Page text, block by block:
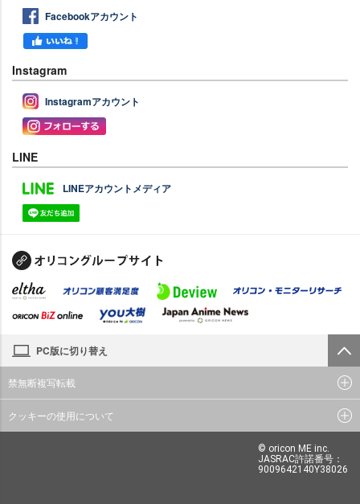
Facebookアカウント
Instagram
Instagramアカウント
LINE
LINEアカウントメディア
PC版に切り替え
禁無断複写転載
クッキーの使用について
© oricon ME inc.
JASRAC許諾番号：
9009642140Y38026